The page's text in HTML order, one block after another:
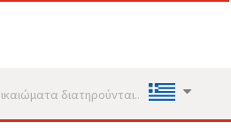
διατηρούνται..